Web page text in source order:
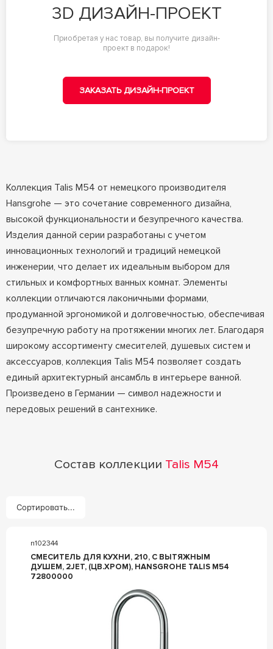
3D ДИЗАЙН-ПРОЕКТ
Приобретая у нас товар, вы получите дизайн-
проект в подарок!
ЗАКАЗАТЬ ДИЗАЙН-ПРОЕКТ
Коллекция Talis M54 от немецкого производителя
Hansgrohe — это сочетание современного дизайна,
высокой функциональности и безупречного качества.
Изделия данной серии разработаны с учетом
инновационных технологий и традиций немецкой
инженерии, что делает их идеальным выбором для
стильных и комфортных ванных комнат. Элементы
коллекции отличаются лаконичными формами,
продуманной эргономикой и долговечностью, обеспечивая
безупречную работу на протяжении многих лет. Благодаря
широкому ассортименту смесителей, душевых систем и
аксессуаров, коллекция Talis M54 позволяет создать
единый архитектурный ансамбль в интерьере ванной.
Произведено в Германии — символ надежности и
передовых решений в сантехнике.
Состав коллекции Talis M54
Сортировать...
n102344
СМЕСИТЕЛЬ ДЛЯ КУХНИ, 210, С ВЫТЯЖНЫМ
ДУШЕМ, 2JET, (ЦВ.ХРОМ), HANSGROHE TALIS M54
72800000